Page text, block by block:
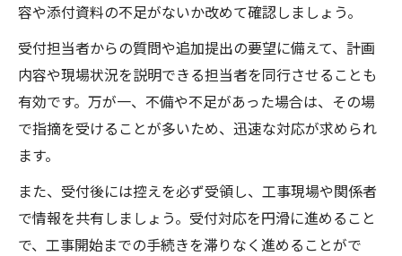
容や添付資料の不足がないか改めて確認しましょう。
受付担当者からの質問や追加提出の要望に備えて、計画
内容や現場状況を説明できる担当者を同行させることも
有効です。万が一、不備や不足があった場合は、その場
で指摘を受けることが多いため、迅速な対応が求められ
ます。
また、受付後には控えを必ず受領し、工事現場や関係者
で情報を共有しましょう。受付対応を円滑に進めること
で、工事開始までの手続きを滞りなく進めることがで